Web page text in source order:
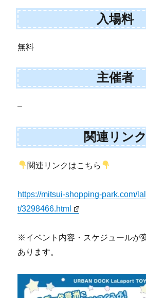
入場料
無料
主催者
–
関連リンク
関連リンクはこちら
https://mitsui-shopping-park.com/
t/3298466.html
※イベント内容・スケジュールが
あります。